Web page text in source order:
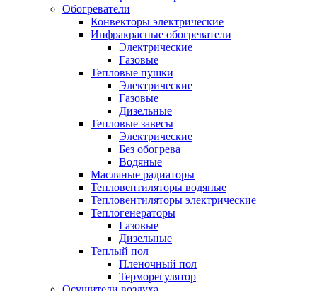
Обогреватели
Конвекторы электрические
Инфракрасные обогреватели
Электрические
Газовые
Тепловые пушки
Электрические
Газовые
Дизельные
Тепловые завесы
Электрические
Без обогрева
Водяные
Масляные радиаторы
Тепловентиляторы водяные
Тепловентиляторы электрические
Теплогенераторы
Газовые
Дизельные
Теплый пол
Пленочный пол
Терморегулятор